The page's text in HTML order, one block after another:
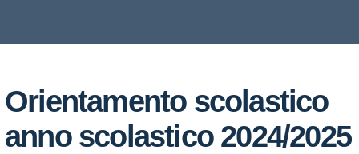
Orientamento scolastico
anno scolastico 2024/2025